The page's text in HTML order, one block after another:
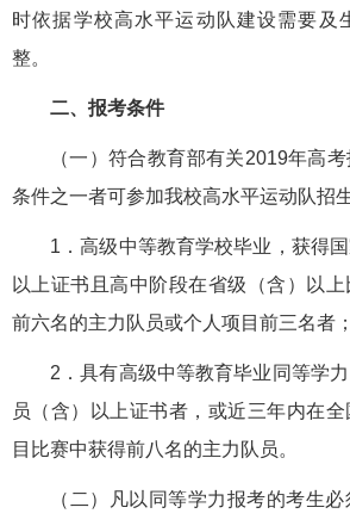
时依据学校高水平运动队建设需要及
整。
二、报考条件
（一）符合教育部有关2019年高
条件之一者可参加我校高水平运动队招
1．高级中等教育学校毕业，获得国
以上证书且高中阶段在省级（含）以
前六名的主力队员或个人项目前三名者；
2．具有高级中等教育毕业同等学
员（含）以上证书者，或近三年内在
目比赛中获得前八名的主力队员。
（二）凡以同等学力报考的考生